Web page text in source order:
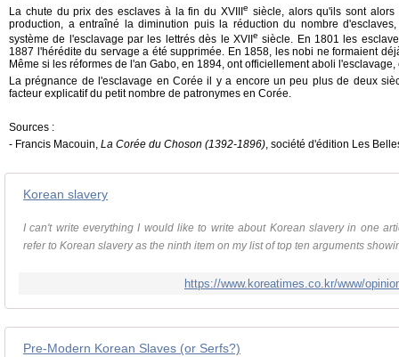
La chute du prix des esclaves à la fin du XVIII
e siècle, alors qu'ils sont
production, a entraîné la diminution puis la réduction du nombre
système de l'esclavage par les lettrés dès le XVII e siècle. En 1801 les
1887 l'hérédite du servage a été supprimée. En 1858, les nobi ne formaient
Même si les réformes de l'an Gabo, en 1894, ont officiellement aboli
La prégnance de l'esclavage en Corée il y a encore un peu plus de deux
facteur explicatif du petit nombre de patronymes en Corée.
Sources :
- Francis Macouin, La Corée du Choson (1392-1896), société d'édition Les
Korean slavery
I can't write everything I would like to write about Korean slavery in one
refer to Korean slavery as the ninth item on my list of top ten arguments
https://www.koreatimes.co.kr/www/
Pre-Modern Korean Slaves (or Serfs?)